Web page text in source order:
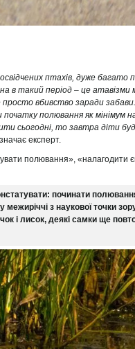
птахів, дуже багато
в такий період – це атавізми
вбивство заради
полювання як мінімум
сьогодні, то завтра діти
експерт.
полювання», «налагодити
починати
з наукової точки
і лисок, деякі самки ще